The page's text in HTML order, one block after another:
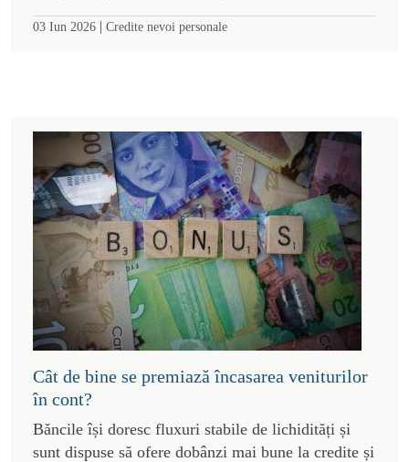
03 Iun 2026 | Credite nevoi personale
Cât de bine se premiază încasarea veniturilor
în cont?
Băncile își doresc fluxuri stabile de lichidități și
sunt dispuse să ofere dobânzi mai bune la credite și